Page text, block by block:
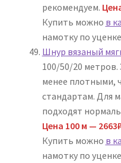
рекомендуем.
Купить можно в
намотку по
Шнур вязаный
100/50/20
менее плотными,
стандартам. Для
подходят
Цена 100 м —
Купить можно в
намотку по